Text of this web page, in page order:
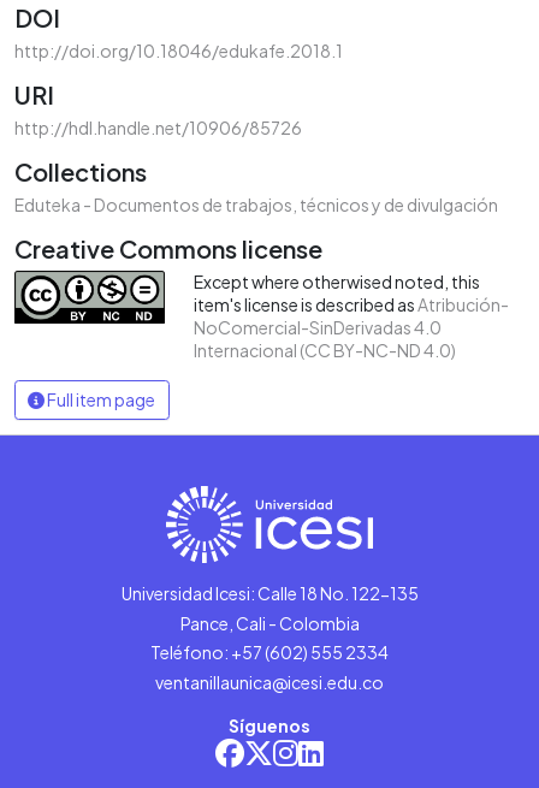
DOI
http://doi.org/10.18046/edukafe.2018.1
URI
http://hdl.handle.net/10906/85726
Collections
Eduteka - Documentos de trabajos, técnicos y de divulgación
Creative Commons license
Except where otherwised noted, this
item's license is described asAtribución-
NoComercial-SinDerivadas 4.0
Internacional (CC BY-NC-ND 4.0)
Full item page
Universidad Icesi: Calle 18 No. 122-135
Pance, Cali - Colombia
Teléfono: +57 (602) 555 2334
ventanillaunica@icesi.edu.co
Síguenos